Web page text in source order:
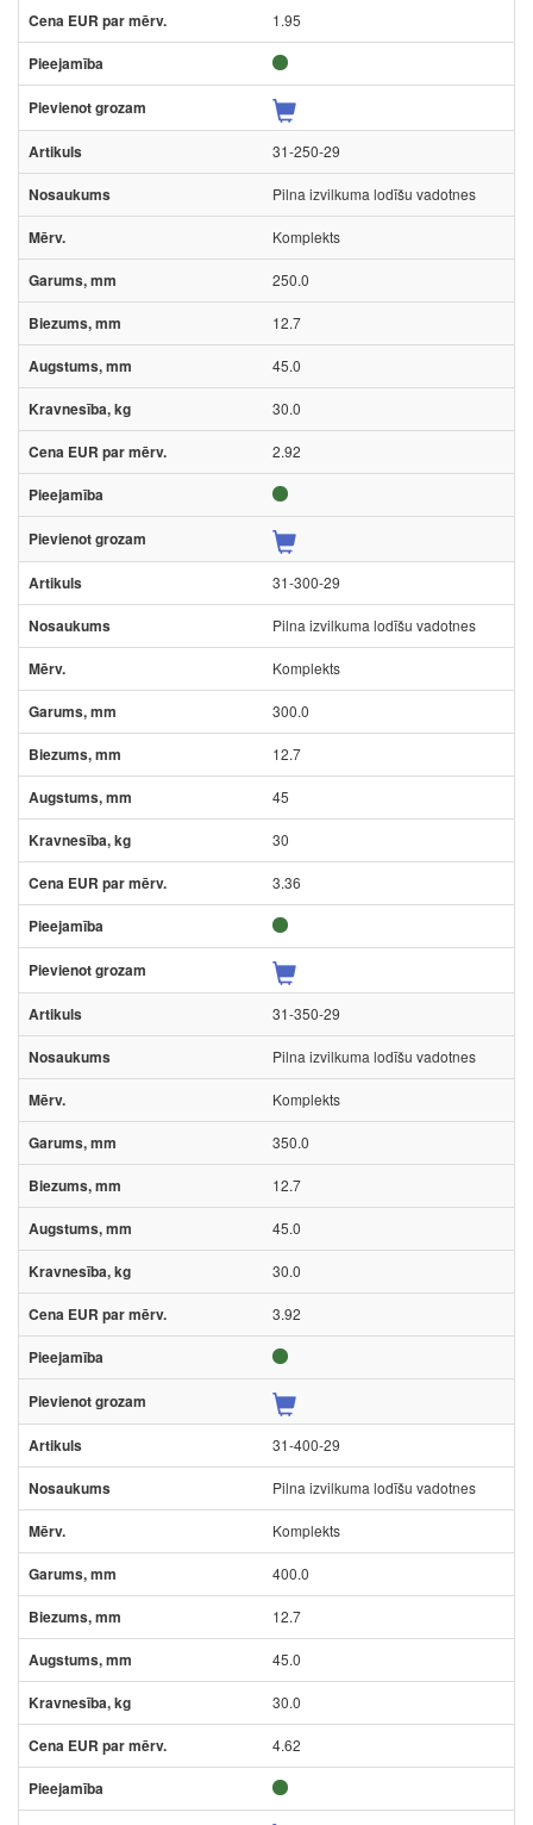
1.95
31-250-29
Pilna izvilkuma lodīšu vadotnes
Komplekts
250.0
12.7
45.0
30.0
2.92
31-300-29
Pilna izvilkuma lodīšu vadotnes
Komplekts
300.0
12.7
45
30
3.36
31-350-29
Pilna izvilkuma lodīšu vadotnes
Komplekts
350.0
12.7
45.0
30.0
3.92
31-400-29
Pilna izvilkuma lodīšu vadotnes
Komplekts
400.0
12.7
45.0
30.0
4.62